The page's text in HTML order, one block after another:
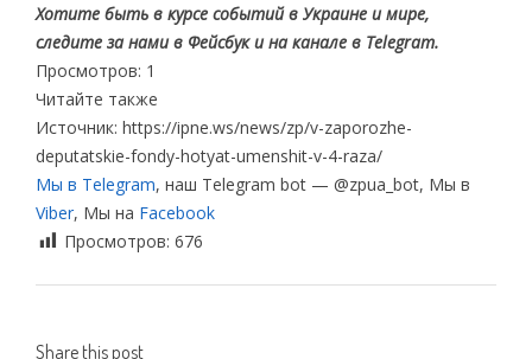
Хотите быть в курсе событий в Украине и мире,
следите за нами в Фейсбук и на канале в Telegram.
Просмотров: 1
Читайте также
Источник: https://ipne.ws/news/zp/v-zaporozhe-
deputatskie-fondy-hotyat-umenshit-v-4-raza/
Мы в Telegram, наш Telegram bot — @zpua_bot, Мы в
Viber, Мы на Facebook
Просмотров: 676
Share this post